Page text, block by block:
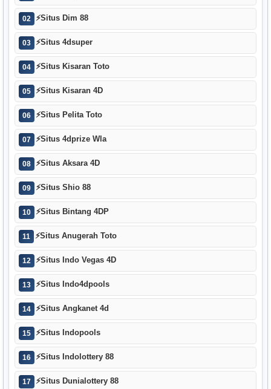
02 ⚡Situs Dim 88
03 ⚡Situs 4dsuper
04 ⚡Situs Kisaran Toto
05 ⚡Situs Kisaran 4D
06 ⚡Situs Pelita Toto
07 ⚡Situs 4dprize Wla
08 ⚡Situs Aksara 4D
09 ⚡Situs Shio 88
10 ⚡Situs Bintang 4DP
11 ⚡Situs Anugerah Toto
12 ⚡Situs Indo Vegas 4D
13 ⚡Situs Indo4dpools
14 ⚡Situs Angkanet 4d
15 ⚡Situs Indopools
16 ⚡Situs Indolottery 88
17 ⚡Situs Dunialottery 88